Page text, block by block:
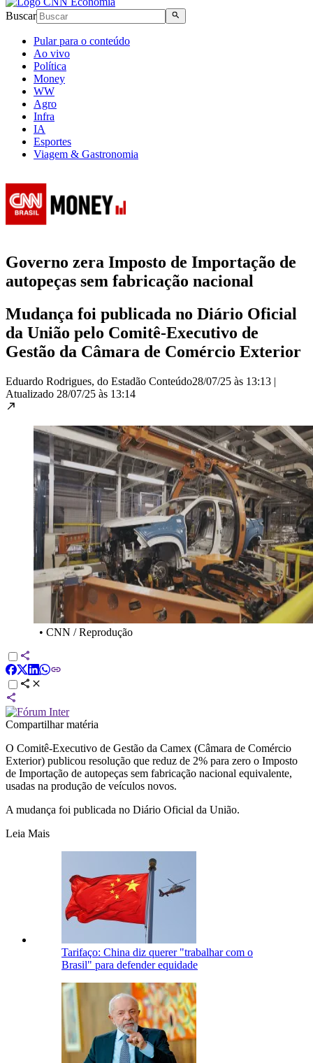
Buscar
Pular para o conteúdo
Ao vivo
Política
Money
WW
Agro
Infra
IA
Esportes
Viagem & Gastronomia
Governo zera Imposto de Importação de
autopeças sem fabricação nacional
Mudança foi publicada no Diário Oficial
da União pelo Comitê-Executivo de
Gestão da Câmara de Comércio Exterior
Eduardo Rodrigues, do Estadão Conteúdo28/07/25 às 13:13 |
Atualizado 28/07/25 às 13:14
• CNN / Reprodução
Compartilhar matéria
O Comitê-Executivo de Gestão da Camex (Câmara de Comércio
Exterior) publicou resolução que reduz de 2% para zero o Imposto
de Importação de autopeças sem fabricação nacional equivalente,
usadas na produção de veículos novos.
A mudança foi publicada no Diário Oficial da União.
Leia Mais
Tarifaço: China diz querer "trabalhar com o
Brasil" para defender equidade